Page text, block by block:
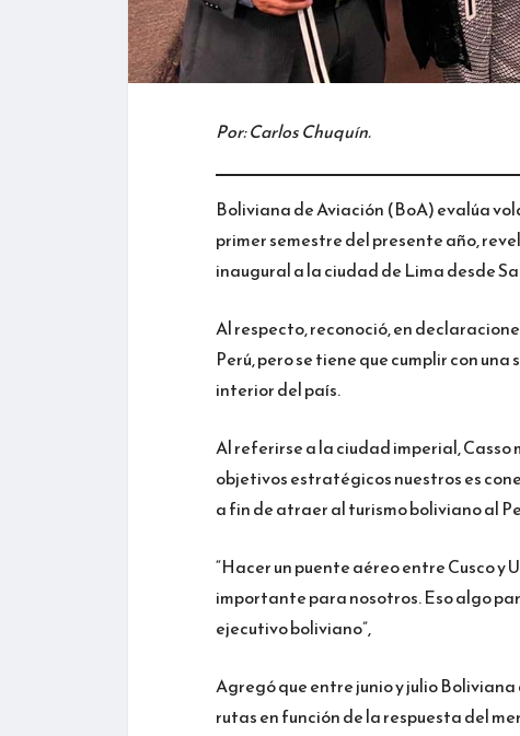
Por: Carlos Chuquín.
Boliviana de Aviación (BoA) evalúa
primer semestre del presente año,
inaugural a la ciudad de Lima desde
Al respecto, reconoció, en
Perú, pero se tiene que cumplir con
interior del país.
Al referirse a la ciudad imperial, Casso
objetivos estratégicos nuestros es
a fin de atraer al turismo boliviano al
“Hacer un puente aéreo entre Cusco y
importante para nosotros. Eso algo
ejecutivo boliviano”,
Agregó que entre junio y julio
rutas en función de la respuesta del